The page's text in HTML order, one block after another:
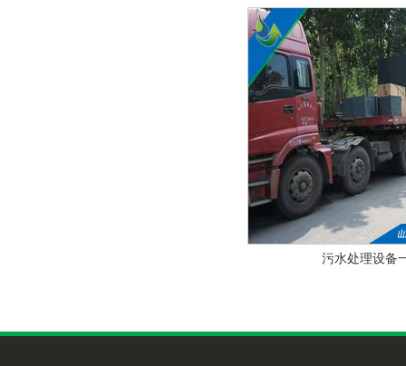
污水处理设备